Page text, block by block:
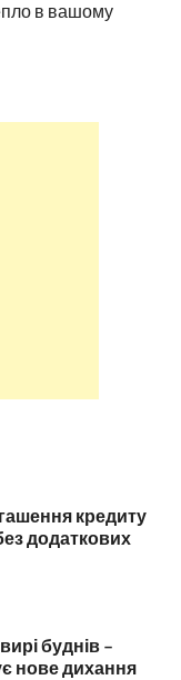
в вашому
кредиту
додаткових
буднів –
нове дихання